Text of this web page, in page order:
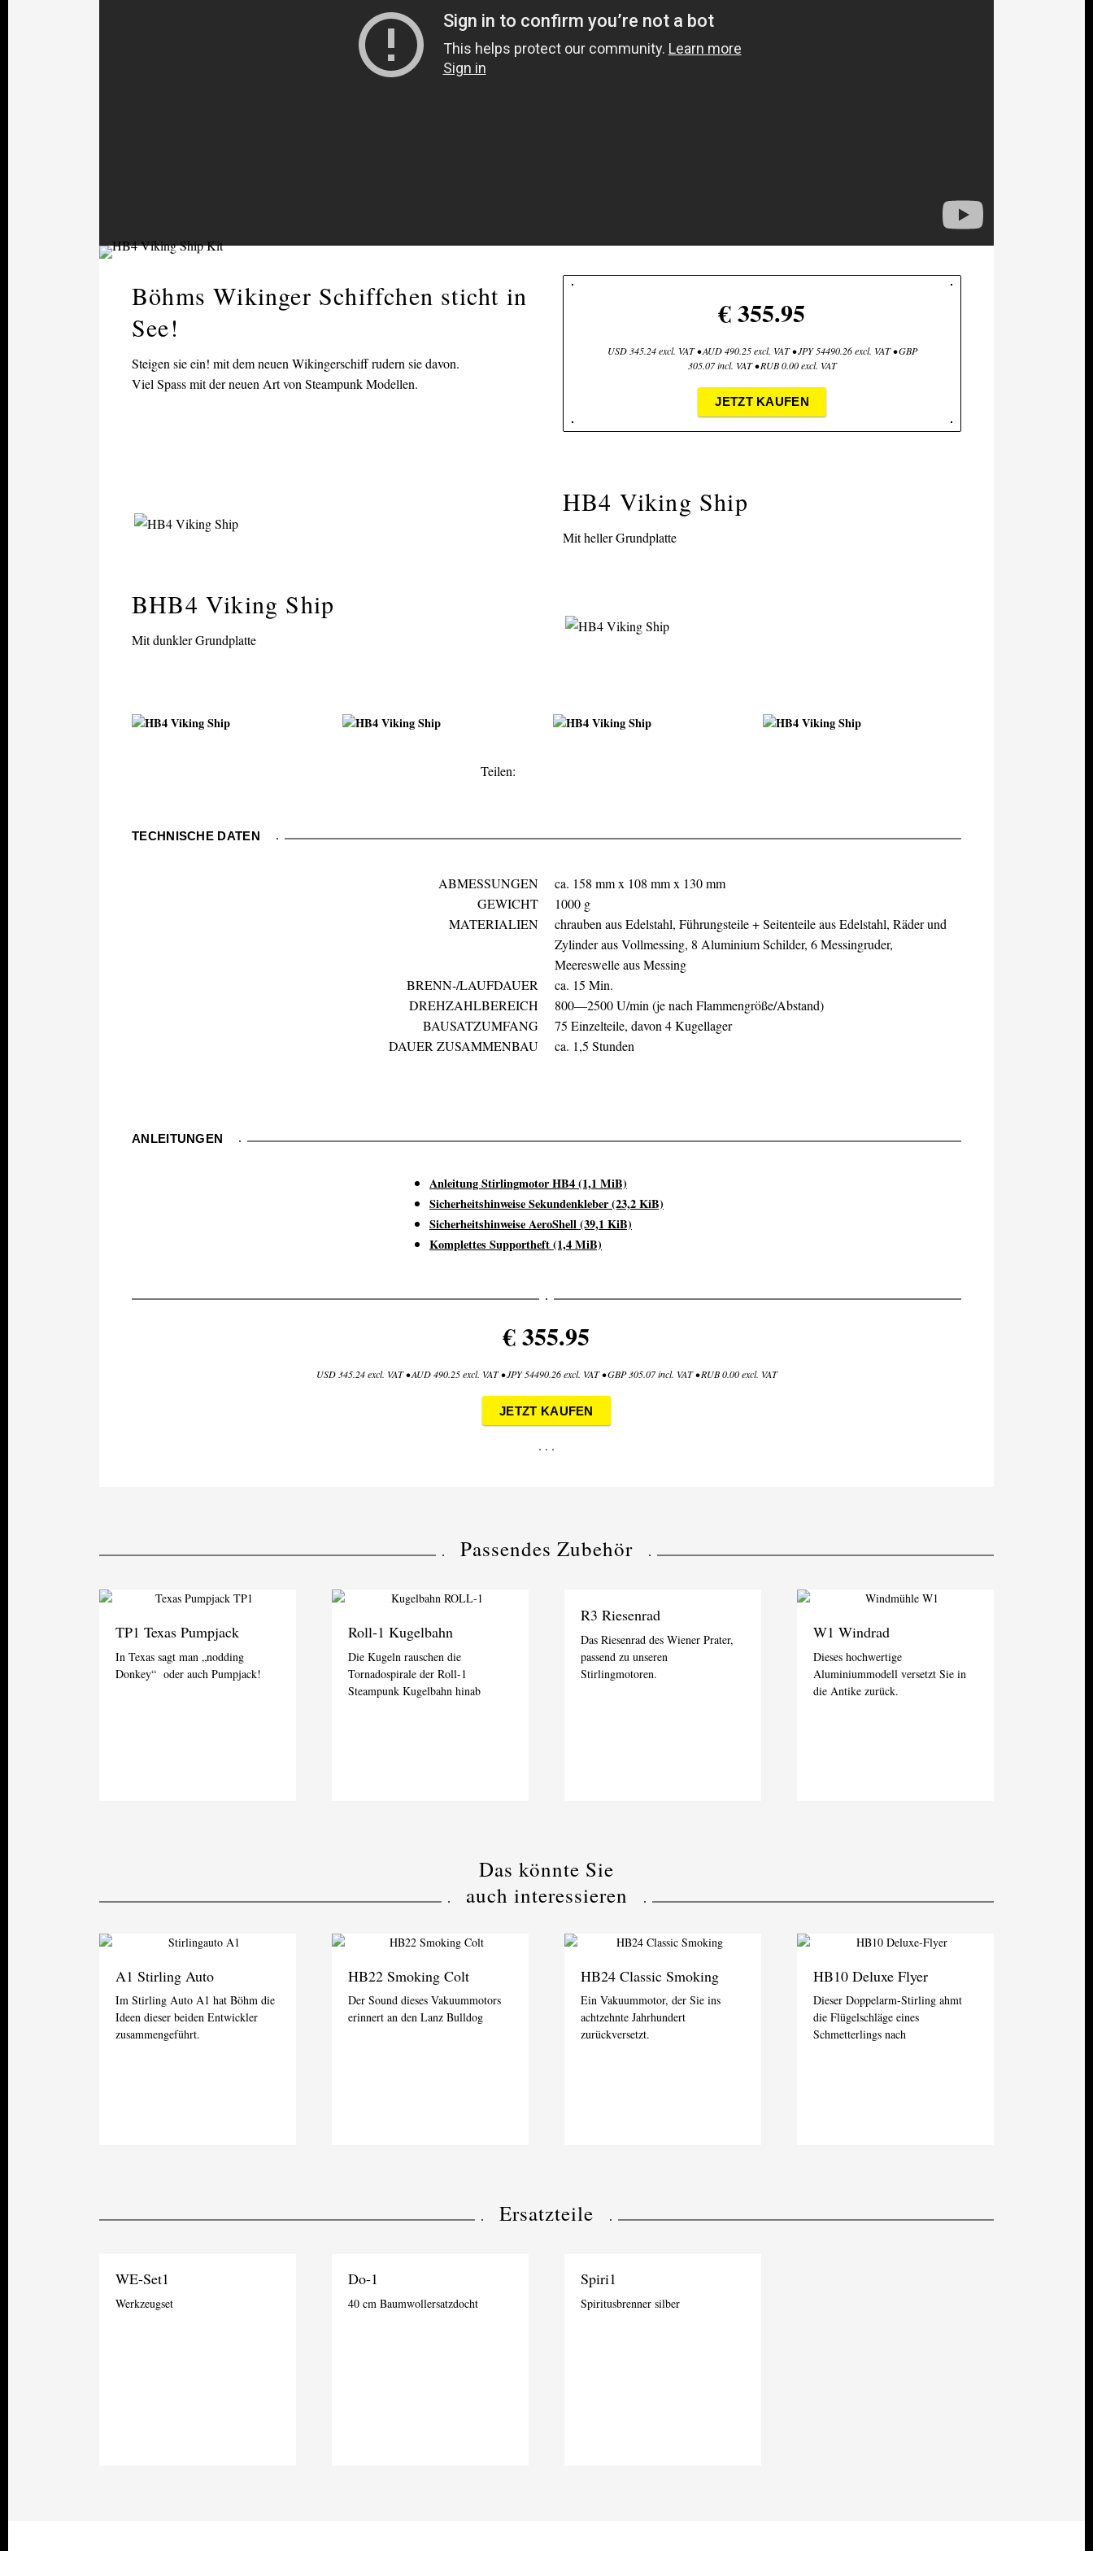
Böhms Wikinger Schiffchen sticht in
See!
Steigen sie ein! mit dem neuen Wikingerschiff rudern sie davon.
Viel Spass mit der neuen Art von Steampunk Modellen.
€ 355.95
USD 345.24 excl. VAT • AUD 490.25 excl. VAT • JPY 54490.26 excl. VAT • GBP
305.07 incl. VAT • RUB 0.00 excl. VAT
JETZT KAUFEN
HB4 Viking Ship
Mit heller Grundplatte
BHB4 Viking Ship
Mit dunkler Grundplatte
Teilen:
TECHNISCHE DATEN
ABMESSUNGEN
ca. 158 mm x 108 mm x 130 mm
GEWICHT
1000 g
MATERIALIEN
chrauben aus Edelstahl, Führungsteile + Seitenteile aus Edelstahl, Räder und
Zylinder aus Vollmessing, 8 Aluminium Schilder, 6 Messingruder,
Meereswelle aus Messing
BRENN-/LAUFDAUER
ca. 15 Min.
DREHZAHLBEREICH
800—2500 U/min (je nach Flammengröße/Abstand)
BAUSATZUMFANG
75 Einzelteile, davon 4 Kugellager
DAUER ZUSAMMENBAU
ca. 1,5 Stunden
ANLEITUNGEN
Anleitung Stirlingmotor HB4(1,1 MiB)
Sicherheitshinweise Sekundenkleber(23,2 KiB)
Sicherheitshinweise AeroShell(39,1 KiB)
Komplettes Supportheft(1,4 MiB)
€ 355.95
USD 345.24 excl. VAT • AUD 490.25 excl. VAT • JPY 54490.26 excl. VAT • GBP 305.07 incl. VAT • RUB 0.00 excl. VAT
JETZT KAUFEN
. . .
Passendes Zubehör
TP1 Texas Pumpjack
In Texas sagt man „nodding
Donkey“ oder auch Pumpjack!
Roll-1 Kugelbahn
Die Kugeln rauschen die
Tornadospirale der Roll-1
Steampunk Kugelbahn hinab
R3 Riesenrad
Das Riesenrad des Wiener Prater,
passend zu unseren
Stirlingmotoren.
W1 Windrad
Dieses hochwertige
Aluminiummodell versetzt Sie in
die Antike zurück.
Das könnte Sie
auch interessieren
A1 Stirling Auto
Im Stirling Auto A1 hat Böhm die
Ideen dieser beiden Entwickler
zusammengeführt.
HB22 Smoking Colt
Der Sound dieses Vakuummotors
erinnert an den Lanz Bulldog
HB24 Classic Smoking
Ein Vakuummotor, der Sie ins
achtzehnte Jahrhundert
zurückversetzt.
HB10 Deluxe Flyer
Dieser Doppelarm-Stirling ahmt
die Flügelschläge eines
Schmetterlings nach
Ersatzteile
WE-Set1
Werkzeugset
Do-1
40 cm Baumwollersatzdocht
Spiri1
Spiritusbrenner silber